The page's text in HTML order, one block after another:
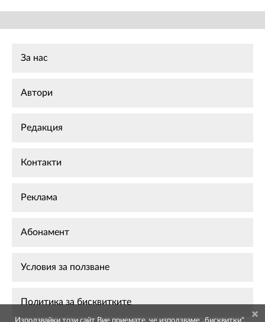
За нас
Автори
Редакция
Контакти
Реклама
Абонамент
Условия за ползване
Политика за бисквитките